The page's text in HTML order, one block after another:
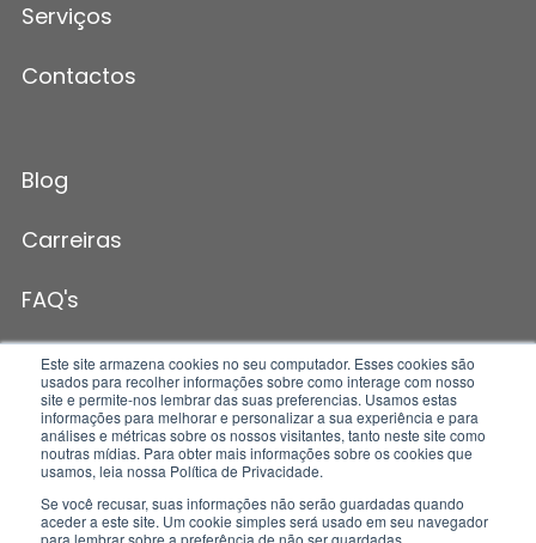
Este site armazena cookies no seu computador. Esses cookies são
usados para recolher informações sobre como interage com nosso
site e permite-nos lembrar das suas preferencias. Usamos estas
informações para melhorar e personalizar a sua experiência e para
análises e métricas sobre os nossos visitantes, tanto neste site como
noutras mídias. Para obter mais informações sobre os cookies que
usamos, leia nossa Política de Privacidade.
Se você recusar, suas informações não serão guardadas quando
aceder a este site. Um cookie simples será usado em seu navegador
para lembrar sobre a preferência de não ser guardadas.
Serviços
Contactos
Blog
Carreiras
FAQ's
Copyright © YouLead 2026. All Rights Reserved. |Política